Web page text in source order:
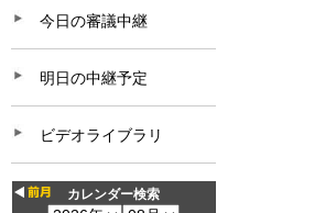
今日の審議中継
明日の中継予定
ビデオライブラリ
カレンダー検索